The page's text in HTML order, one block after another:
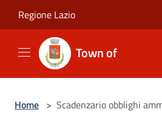
Regione Lazio
Town of
Home > Scadenzario obblighi